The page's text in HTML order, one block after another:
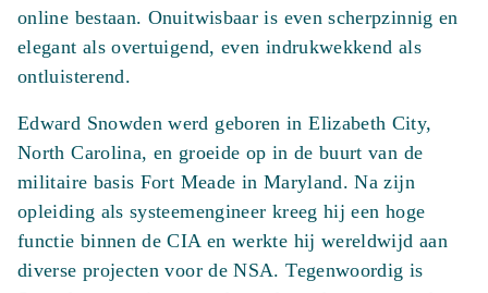
online bestaan. Onuitwisbaar is even scherpzinnig en
elegant als overtuigend, even indrukwekkend als
ontluisterend.
Edward Snowden werd geboren in Elizabeth City,
North Carolina, en groeide op in de buurt van de
militaire basis Fort Meade in Maryland. Na zijn
opleiding als systeemengineer kreeg hij een hoge
functie binnen de CIA en werkte hij wereldwijd aan
diverse projecten voor de NSA. Tegenwoordig is